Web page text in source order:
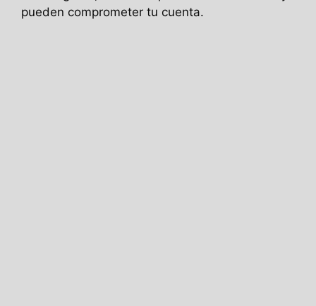
pueden comprometer tu cuenta.